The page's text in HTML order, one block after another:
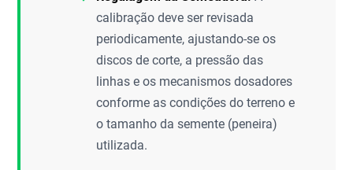
calibração deve ser revisada
periodicamente, ajustando-se os
discos de corte, a pressão das
linhas e os mecanismos dosadores
conforme as condições do terreno e
o tamanho da semente (peneira)
utilizada.